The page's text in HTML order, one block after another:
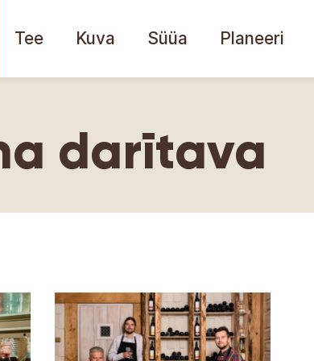
Tee Kuva Süüa Planeeri
darītava